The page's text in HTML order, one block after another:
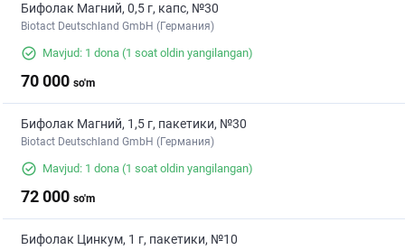
Бифолак Магний, 0,5 г, капс, №30
Biotact Deutschland GmbH (Германия)
Mavjud: 1 dona (1 soat oldin yangilangan)
70 000 so'm
Бифолак Магний, 1,5 г, пакетики, №30
Biotact Deutschland GmbH (Германия)
Mavjud: 1 dona (1 soat oldin yangilangan)
72 000 so'm
Бифолак Цинкум, 1 г, пакетики, №10